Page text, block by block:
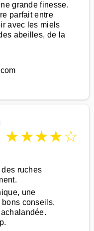
grande finesse.
parfait entre
avec les miels
abeilles, de la
★★★★☆
ruches
une
conseils.